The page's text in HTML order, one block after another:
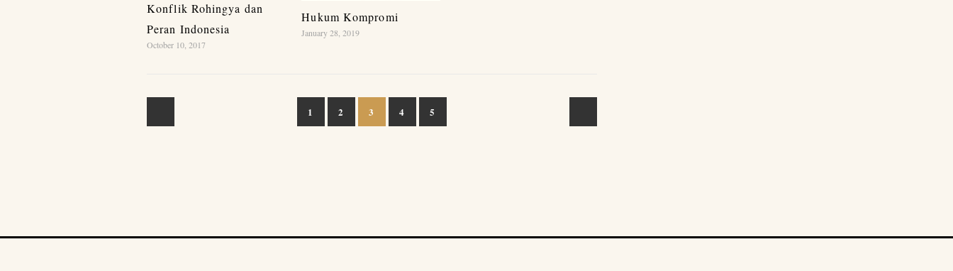
Konflik Rohingya dan
Peran Indonesia
October 10, 2017
Hukum Kompromi
January 28, 2019
1 2 3 4 5